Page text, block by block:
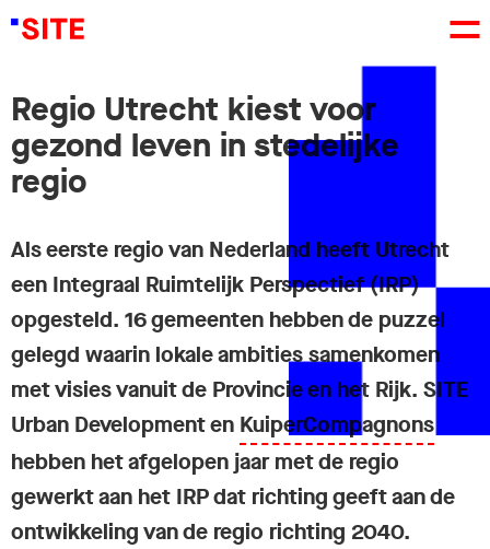
Regio Utrecht kiest voor
gezond leven in stedelijke
regio
Als eerste regio van Nederland heeft Utrecht
een Integraal Ruimtelijk Perspectief (IRP)
opgesteld. 16 gemeenten hebben de puzzel
gelegd waarin lokale ambities samenkomen
met visies vanuit de Provincie en het Rijk. SITE
Urban Development en KuiperCompagnons
hebben het afgelopen jaar met de regio
gewerkt aan het IRP dat richting geeft aan de
ontwikkeling van de regio richting 2040.